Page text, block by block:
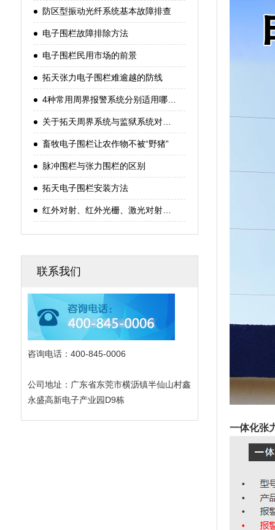
防区型振动光纤系统基本故障排查
电子围栏故障排除方法
电子围栏民用市场的前景
拓天张力电子围栏难逾越的防线
4种常用周界报警系统分别适用哪些场
关于拓天周界系统与监狱系统对接的
畜牧电子围栏让农作物不被“野猪”
脉冲围栏与张力围栏的区别
拓天电子围栏安装方法
红外对射、红外光栅、激光对射的工
联系我们
咨询电话：400-845-0006
公司地址：广东省东莞市横沥镇半仙山村鑫
永盛高新电子产业园D9栋
一体化张